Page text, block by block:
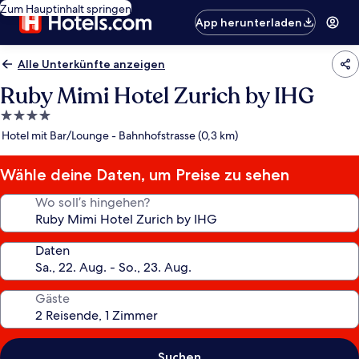
Zum Hauptinhalt springen
App herunterladen
Alle Unterkünfte anzeigen
Ruby Mimi Hotel Zurich by IHG
4.0-
Sterne-
Hotel mit Bar/Lounge - Bahnhofstrasse (0,3 km)
Wähle deine Daten, um Preise zu sehen
Wo soll’s hingehen?
Daten
Gäste